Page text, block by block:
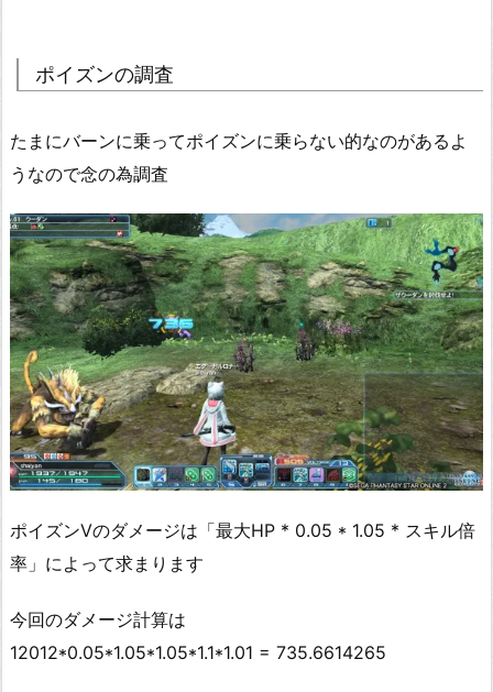
ポイズンの調査
たまにバーンに乗ってポイズンに乗らない的なのがあるよ
うなので念の為調査
ポイズンⅤのダメージは「最大HP * 0.05 * 1.05 * スキル倍
率」によって求まります
今回のダメージ計算は
12012*0.05*1.05*1.05*1.1*1.01 = 735.6614265